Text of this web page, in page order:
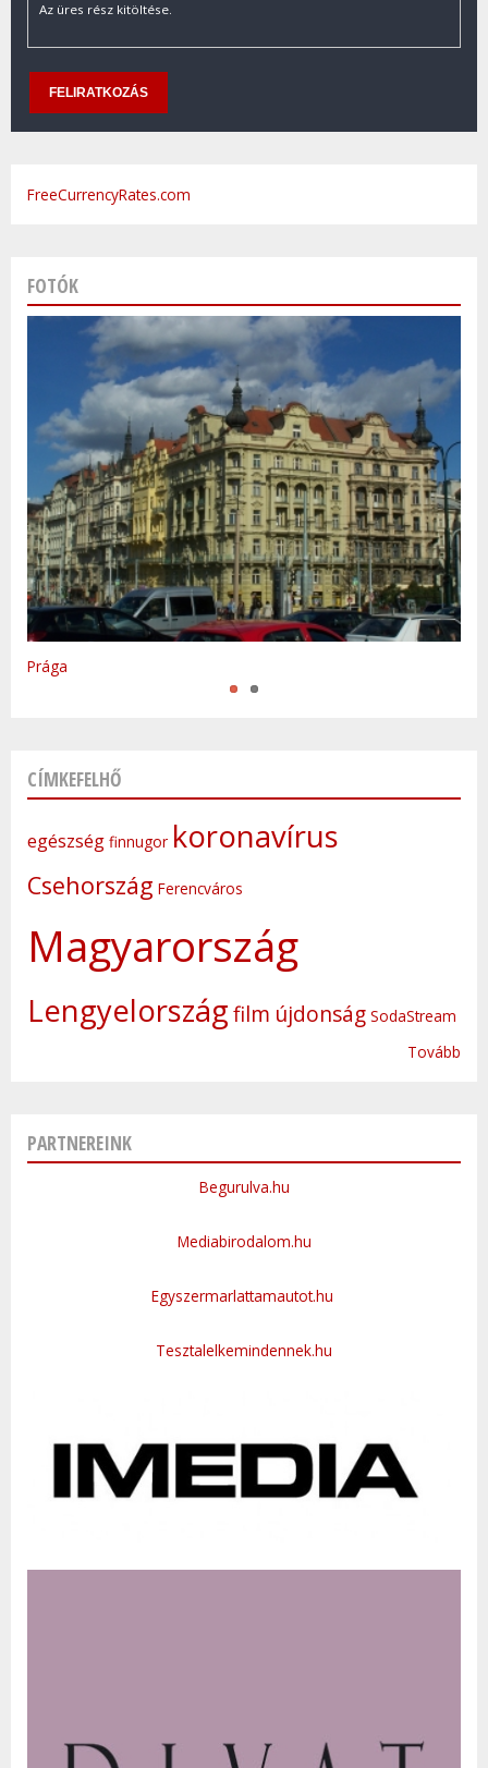
Az üres rész kitöltése.
FreeCurrencyRates.com
FOTÓK
Prága
Varsó
CÍMKEFELHŐ
egészség finnugor koronavírus
Csehország Ferencváros
Magyarország
Lengyelországfilm újdonság SodaStream
Tovább
PARTNEREINK
Begurulva.hu
Mediabirodalom.hu
Egyszermarlattamautot.hu
Tesztalelkemindennek.hu